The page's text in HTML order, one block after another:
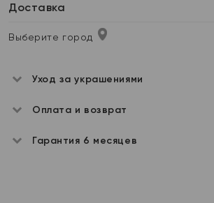
Доставка
Выберите город
Уход за украшениями
Оплата и возврат
Гарантия 6 месяцев